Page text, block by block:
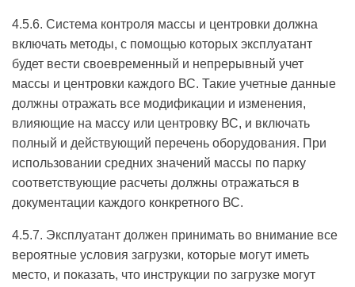
4.5.6. Система контроля массы и центровки должна
включать методы, с помощью которых эксплуатант
будет вести своевременный и непрерывный учет
массы и центровки каждого ВС. Такие учетные данные
должны отражать все модификации и изменения,
влияющие на массу или центровку ВС, и включать
полный и действующий перечень оборудования. При
использовании средних значений массы по парку
соответствующие расчеты должны отражаться в
документации каждого конкретного ВС.
4.5.7. Эксплуатант должен принимать во внимание все
вероятные условия загрузки, которые могут иметь
место, и показать, что инструкции по загрузке могут